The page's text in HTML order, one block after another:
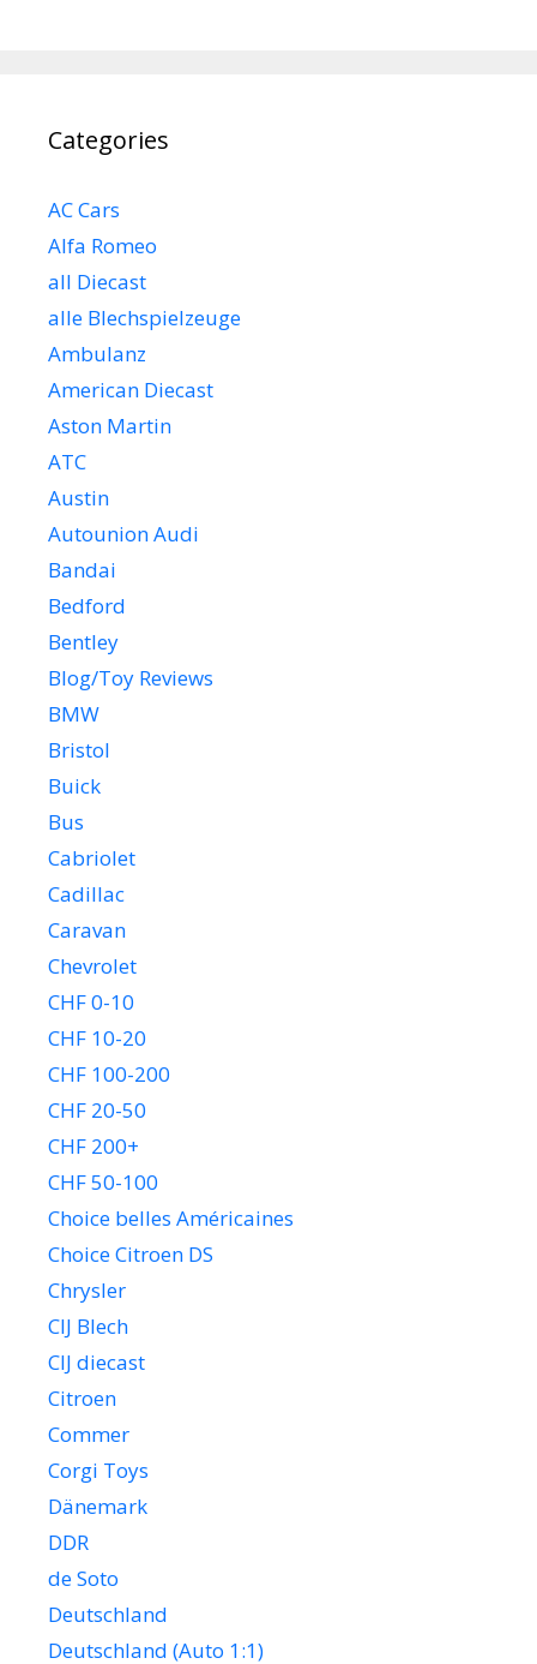
Categories
AC Cars
Alfa Romeo
all Diecast
alle Blechspielzeuge
Ambulanz
American Diecast
Aston Martin
ATC
Austin
Autounion Audi
Bandai
Bedford
Bentley
Blog/Toy Reviews
BMW
Bristol
Buick
Bus
Cabriolet
Cadillac
Caravan
Chevrolet
CHF 0-10
CHF 10-20
CHF 100-200
CHF 20-50
CHF 200+
CHF 50-100
Choice belles Américaines
Choice Citroen DS
Chrysler
CIJ Blech
CIJ diecast
Citroen
Commer
Corgi Toys
Dänemark
DDR
de Soto
Deutschland
Deutschland (Auto 1:1)